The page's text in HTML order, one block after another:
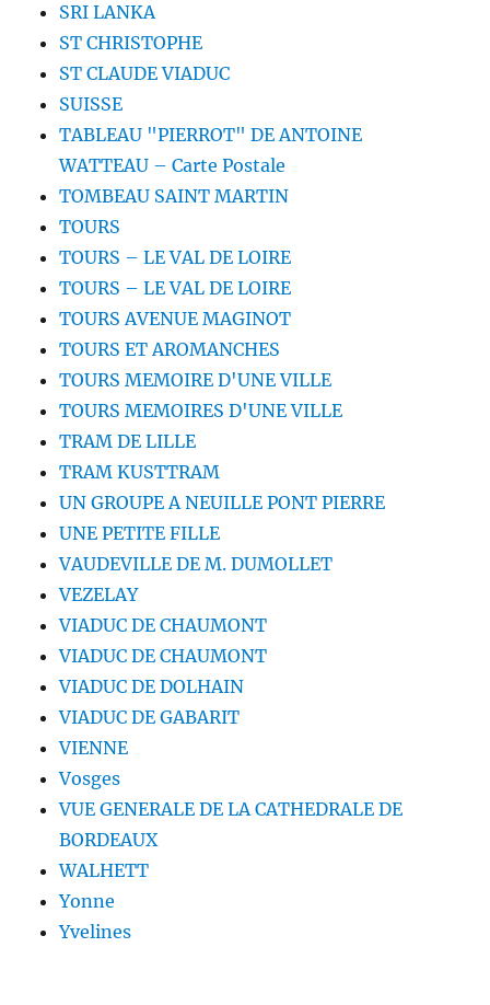
SRI LANKA
ST CHRISTOPHE
ST CLAUDE VIADUC
SUISSE
TABLEAU "PIERROT" DE ANTOINE
WATTEAU – Carte Postale
TOMBEAU SAINT MARTIN
TOURS
TOURS – LE VAL DE LOIRE
TOURS – LE VAL DE LOIRE
TOURS AVENUE MAGINOT
TOURS ET AROMANCHES
TOURS MEMOIRE D'UNE VILLE
TOURS MEMOIRES D'UNE VILLE
TRAM DE LILLE
TRAM KUSTTRAM
UN GROUPE A NEUILLE PONT PIERRE
UNE PETITE FILLE
VAUDEVILLE DE M. DUMOLLET
VEZELAY
VIADUC DE CHAUMONT
VIADUC DE CHAUMONT
VIADUC DE DOLHAIN
VIADUC DE GABARIT
VIENNE
Vosges
VUE GENERALE DE LA CATHEDRALE DE
BORDEAUX
WALHETT
Yonne
Yvelines